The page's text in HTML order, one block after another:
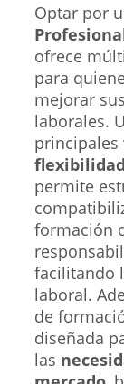
Optar por
ofrece
para
mejorar
laborales.
principales
permite
formación
facilitando
laboral.
de
diseñada
las